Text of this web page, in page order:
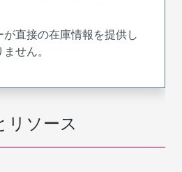
リソース
直接の在庫情報を提供し
せん。